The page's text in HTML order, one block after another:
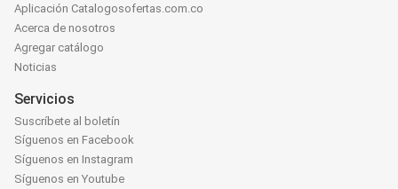
Aplicación Catalogosofertas.com.co
Acerca de nosotros
Agregar catálogo
Noticias
Servicios
Suscríbete al boletín
Síguenos en Facebook
Síguenos en Instagram
Síguenos en Youtube